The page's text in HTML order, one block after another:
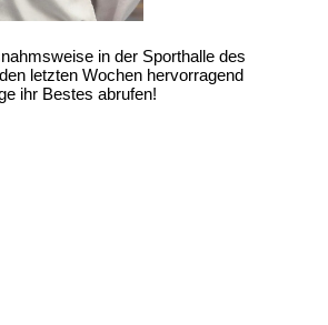
in der Sporthalle des
letzten Wochen hervorragend
ihr Bestes abrufen!